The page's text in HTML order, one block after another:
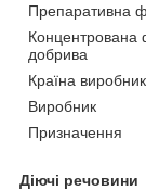
Препаративна
добрива
Країна виробник
Виробник
Призначення
Діючі речовини